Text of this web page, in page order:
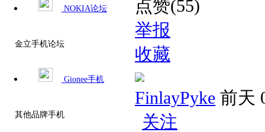
NOKIA论坛
金立手机论坛
Gionee手机
其他品牌手机
点赞(55)
举报
收藏
FinlayPyke 前天
关注